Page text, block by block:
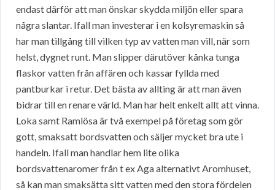
endast därför att man önskar skydda miljön eller spara
några slantar. Ifall man investerar i en kolsyremaskin så
har man tillgång till vilken typ av vatten man vill, när som
helst, dygnet runt. Man slipper därutöver kånka tunga
flaskor vatten från affären och kassar fyllda med
pantburkar i retur. Det bästa av allting är att man även
bidrar till en renare värld. Man har helt enkelt allt att vinna.
Loka samt Ramlösa är två exempel på företag som gör
gott, smaksatt bordsvatten och säljer mycket bra ute i
handeln. Ifall man handlar hem lite olika
bordsvattenaromer från t ex Aga alternativt Aromhuset,
så kan man smaksätta sitt vatten med den stora fördelen